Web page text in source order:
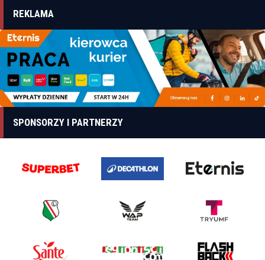
REKLAMA
SPONSORZY I PARTNERZY